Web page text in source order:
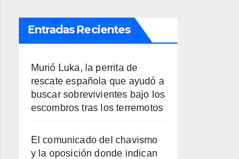
Entradas Recientes
Murió Luka, la perrita de
rescate española que ayudó a
buscar sobrevivientes bajo los
escombros tras los terremotos
El comunicado del chavismo
y la oposición donde indican